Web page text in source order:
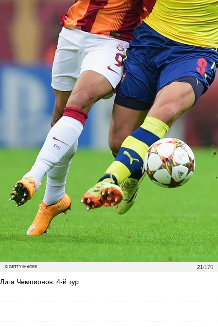
21/170
© GETTY IMAGES
Лига Чемпионов. 4-й тур